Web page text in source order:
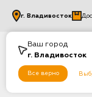
Ваш город
г. Владивосток
Все верно
г. Владивосток